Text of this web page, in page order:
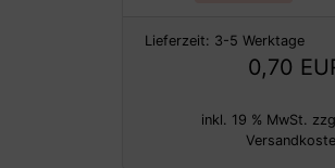
Lieferzeit: 3-5 Werktage
0,70
inkl. 19 % MwSt.